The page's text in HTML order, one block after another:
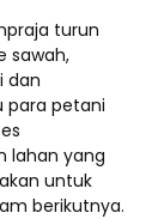
turun
sawah,
dan
petani
lahan yang
untuk
berikutnya.